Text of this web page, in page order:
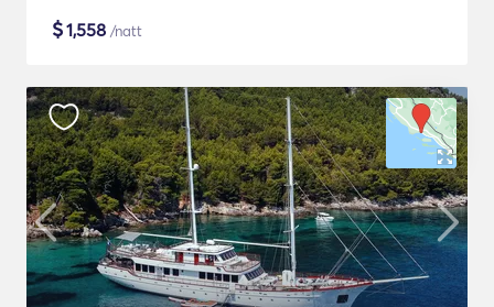
$1,558 /natt